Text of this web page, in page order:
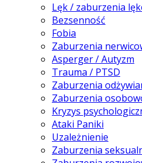
Lęk / zaburzenia
Bezsenność
Fobia
Zaburzenia
Asperger / Autyzm
Trauma / PTSD
Zaburzenia
Zaburzenia
Kryzys
Ataki Paniki
Uzależnienie
Zaburzenia